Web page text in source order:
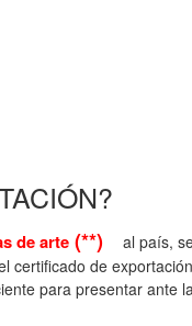
de arte(**)
al país,
certificado de exportación
para presentar ante la